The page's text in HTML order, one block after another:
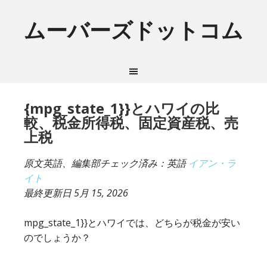
ムーバーズドットコム
{mpg_state_1}}とハワイの比
較、税金所得税、固定資産税、売
上税
原文英語、編集部チェック済み：英語イアン・ラ
イト
最終更新日5月 15, 2026
mpg_state_1}}とハワイでは、どちらが税金が安い
のでしょうか？